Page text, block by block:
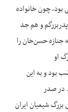
چون خانواده
و هم جد
جنازه حسن‌خان را
او
بود و به این
در صدر
شیعیان ایران